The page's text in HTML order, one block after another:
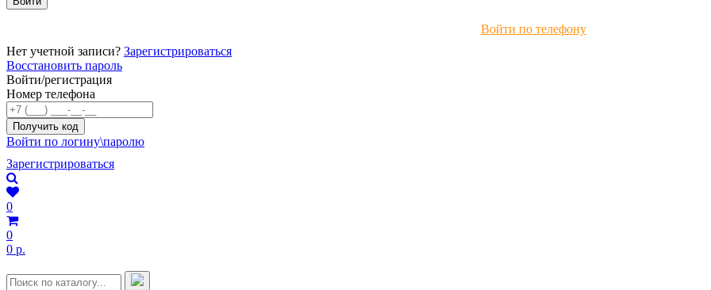
Войти по телефону
Нет учетной записи? Зарегистрироваться
Восстановить пароль
Войти/регистрация
Номер телефона
Войти по логину\паролю
Зарегистрироваться
0
0
0 р.